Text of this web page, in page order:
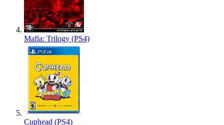
Mafia: Trilogy (PS4)
Cuphead (PS4)